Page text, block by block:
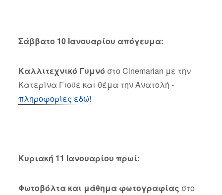
Σάββατο 10 Ιανουαρίου απόγευμα:
Καλλιτεχνικό Γυμνό στο Cinemarian με την
Κατερίνα Γιούε και θέμα την Ανατολή -
πληροφορίες εδώ!
Κυριακή 11 Ιανουαρίου πρωί:
Φωτοβόλτα και μάθημα φωτογραφίας στο